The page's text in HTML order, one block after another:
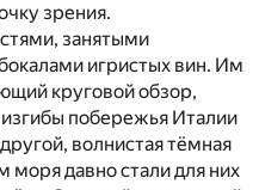
зрения.
занятыми
игристых вин. Им
круговой обзор,
побережья Италии
волнистая тёмная
моря давно стали для них